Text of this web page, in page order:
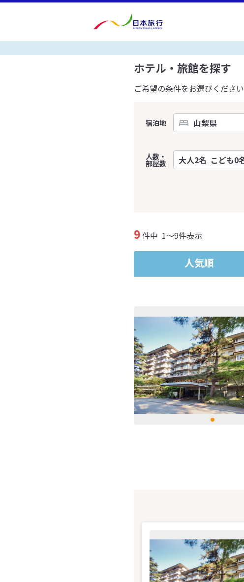
ホテル・旅館を探す
ご希望の条件をお選びください
宿泊地
人数・
部屋数
9件中 1～9件表示
人気順